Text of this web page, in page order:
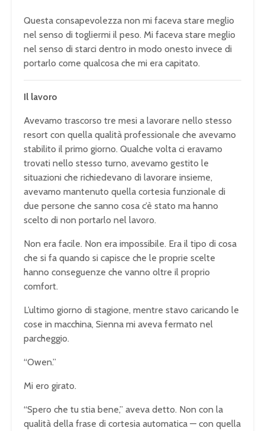
Questa consapevolezza non mi faceva stare meglio
nel senso di togliermi il peso. Mi faceva stare meglio
nel senso di starci dentro in modo onesto invece di
portarlo come qualcosa che mi era capitato.
Il lavoro
Avevamo trascorso tre mesi a lavorare nello stesso
resort con quella qualità professionale che avevamo
stabilito il primo giorno. Qualche volta ci eravamo
trovati nello stesso turno, avevamo gestito le
situazioni che richiedevano di lavorare insieme,
avevamo mantenuto quella cortesia funzionale di
due persone che sanno cosa c’è stato ma hanno
scelto di non portarlo nel lavoro.
Non era facile. Non era impossibile. Era il tipo di cosa
che si fa quando si capisce che le proprie scelte
hanno conseguenze che vanno oltre il proprio
comfort.
L’ultimo giorno di stagione, mentre stavo caricando le
cose in macchina, Sienna mi aveva fermato nel
parcheggio.
“Owen.”
Mi ero girato.
“Spero che tu stia bene,” aveva detto. Non con la
qualità della frase di cortesia automatica — con quella